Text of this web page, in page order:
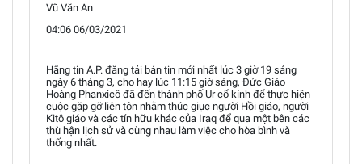
Vũ Văn An
04:06 06/03/2021
Hãng tin A.P. đăng tải bản tin mới nhất lúc 3 giờ 19 sáng
ngày 6 tháng 3, cho hay lúc 11:15 giờ sáng, Đức Giáo
Hoàng Phanxicô đã đến thành phố Ur cổ kính để thực hiện
cuộc gặp gỡ liên tôn nhằm thúc giục người Hồi giáo, người
Kitô giáo và các tín hữu khác của Iraq để qua một bên các
thù hận lịch sử và cùng nhau làm việc cho hòa bình và
thống nhất.